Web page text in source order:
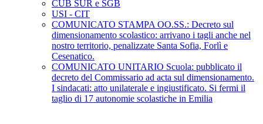
CUB SUR e SGB
USI - CIT
COMUNICATO STAMPA OO.SS.: Decreto sul
dimensionamento scolastico: arrivano i tagli anche nel
nostro territorio, penalizzate Santa Sofia, Forlì e
Cesenatico.
COMUNICATO UNITARIO Scuola: pubblicato il
decreto del Commissario ad acta sul dimensionamento.
I sindacati: atto unilaterale e ingiustificato. Si fermi il
taglio di 17 autonomie scolastiche in Emilia